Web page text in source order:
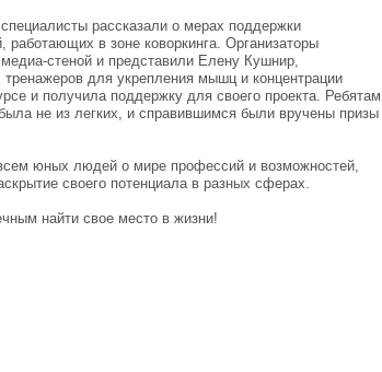
рассказали о мерах поддержки
в зоне коворкинга. Организаторы
стеной и представили Елену Кушнир,
для укрепления мышц и концентрации
и получила поддержку для своего проекта. Ребятам
не из легких, и справившимся были вручены призы
юных людей о мире профессий и возможностей,
своего потенциала в разных сферах.
найти свое место в жизни!